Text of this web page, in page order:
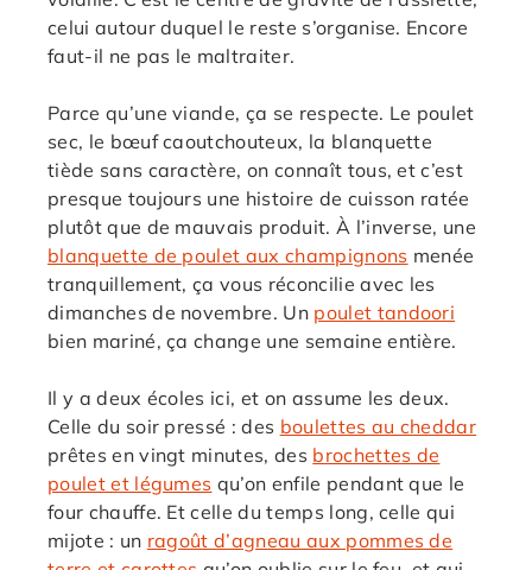
celui autour duquel le reste s’organise. Encore
faut-il ne pas le maltraiter.
Parce qu’une viande, ça se respecte. Le poulet
sec, le bœuf caoutchouteux, la blanquette
tiède sans caractère, on connaît tous, et c’est
presque toujours une histoire de cuisson ratée
plutôt que de mauvais produit. À l’inverse, une
blanquette de poulet aux champignons menée
tranquillement, ça vous réconcilie avec les
dimanches de novembre. Un poulet tandoori
bien mariné, ça change une semaine entière.
Il y a deux écoles ici, et on assume les deux.
Celle du soir pressé : des boulettes au cheddar
prêtes en vingt minutes, des brochettes de
poulet et légumes qu’on enfile pendant que le
four chauffe. Et celle du temps long, celle qui
mijote : un ragoût d’agneau aux pommes de